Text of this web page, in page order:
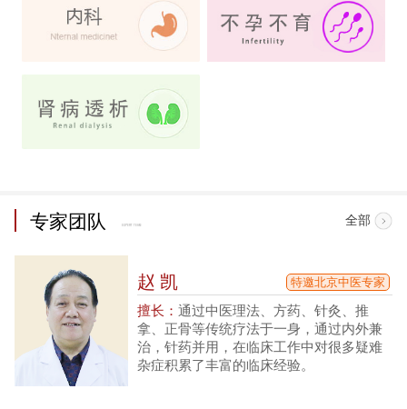
专家团队 EXPERT TEAM 全部
赵 凯 特邀北京中医专家
擅长： 通过中医理法、方药、针灸、推
拿、正骨等传统疗法于一身，通过内外兼
治，针药并用，在临床工作中对很多疑难
杂症积累了丰富的临床经验。